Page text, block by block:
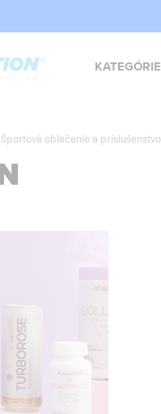
KATEGÓRIE
Športové oblečenie a príslušenstvo